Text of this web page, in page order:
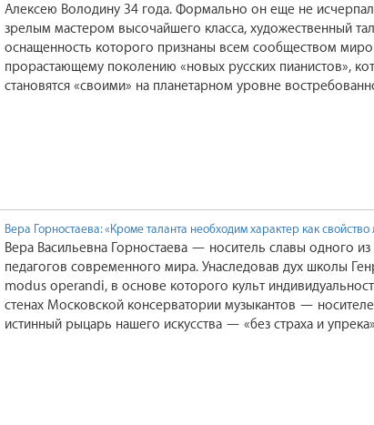
Алексею Володину 34 года. Формально он еще не
зрелым мастером высочайшего класса, художественный
оснащенность которого признаны всем сообществом
прорастающему поколению «новых русских пианистов»,
становятся «своими» на планетарном уровне
Вера Горностаева: «Кроме таланта необходим характер как свойство
Вера Васильевна Горностаева — носитель славы одного
педагогов современного мира. Унаследовав дух школы
modus operandi, в основе которого культ
стенах Московской консерватории музыкантов —
истинный рыцарь нашего искусства — «без страха и